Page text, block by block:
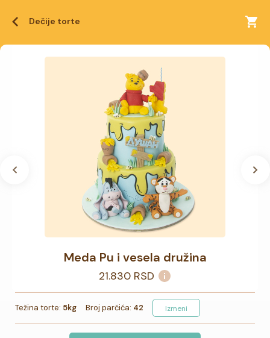
Dečije torte
Meda Pu i vesela družina
21.830RSD
Težina torte: 5kg Broj parčića: 42 Izmeni